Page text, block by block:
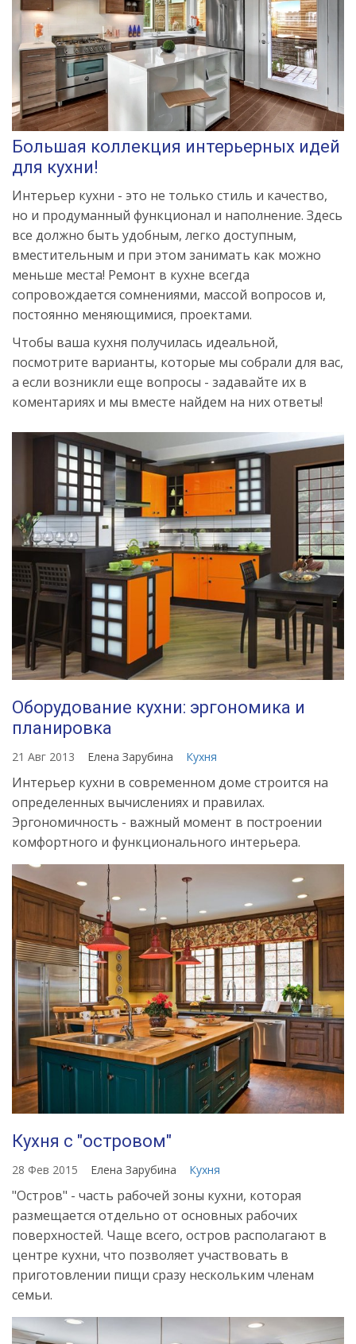
Большая коллекция интерьерных идей
для кухни!
Интерьер кухни - это не только стиль и качество,
но и продуманный функционал и наполнение. Здесь
все должно быть удобным, легко доступным,
вместительным и при этом занимать как можно
меньше места! Ремонт в кухне всегда
сопровождается сомнениями, массой вопросов и,
постоянно меняющимися, проектами.
Чтобы ваша кухня получилась идеальной,
посмотрите варианты, которые мы собрали для вас,
а если возникли еще вопросы - задавайте их в
коментариях и мы вместе найдем на них ответы!
Оборудование кухни: эргономика и
планировка
21 Авг 2013 Елена Зарубина Кухня
Интерьер кухни в современном доме строится на
определенных вычислениях и правилах.
Эргономичность - важный момент в построении
комфортного и функционального интерьера.
Кухня с "островом"
28 Фев 2015 Елена Зарубина Кухня
"Остров" - часть рабочей зоны кухни, которая
размещается отдельно от основных рабочих
поверхностей. Чаще всего, остров располагают в
центре кухни, что позволяет участвовать в
приготовлении пищи сразу нескольким членам
семьи.